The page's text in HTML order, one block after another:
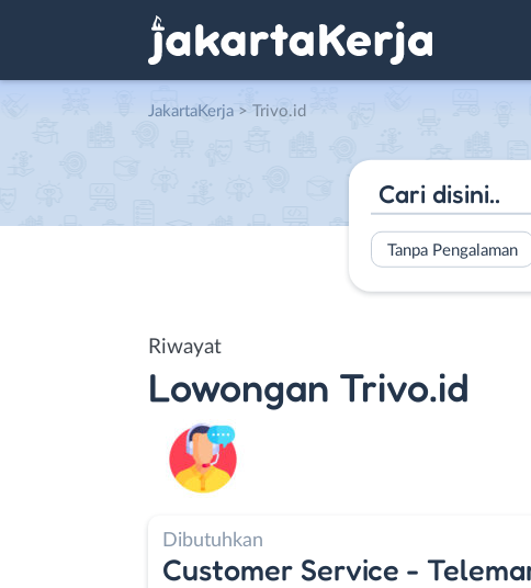
JakartaKerja > Trivo.id
Tanpa Pengalaman
Riwayat
Lowongan Trivo.id
Dibutuhkan
Customer Service -